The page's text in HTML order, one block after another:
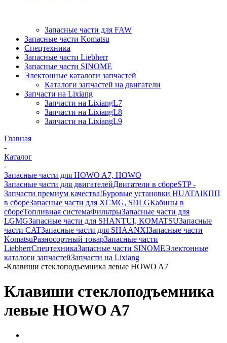
Запасные части для FAW
Запасные части Komatsu
Спецтехника
Запасные части Liebherr
Запасные части SINOME
Электонные каталоги запчастей
Каталоги запчастей на двигатели
Запчасти на Lixiang
Запчасти на LixiangL7
Запчасти на LixiangL8
Запчасти на LixiangL9
Главная
-
Каталог
-
Запасные части для HOWO A7, HOWO
Запасные части для двигателейДвигатели в сбореSTP -
Запчасти премиум качества!Буровые установки HUATAIКПП
в сбореЗапасные части для XCMG, SDLGКабины в
сбореТопливная системаФильтрыЗапасные части для
LGMGЗапасные части для SHANTUI, KOMATSUЗапасные
части CATЗапасные части для SHAANXIЗапасные части
KomatsuРазносортный товарЗапасные части
LiebherrСпецтехникаЗапасные части SINOMEЭлектонные
каталоги запчастейЗапчасти на Lixiang
-Клавиши стеклоподъемника левые HOWO A7
Клавиши стеклоподъемника
левые HOWO A7